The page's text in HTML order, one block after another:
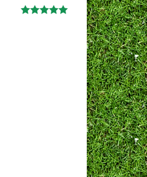
Жанна
06.10.2024